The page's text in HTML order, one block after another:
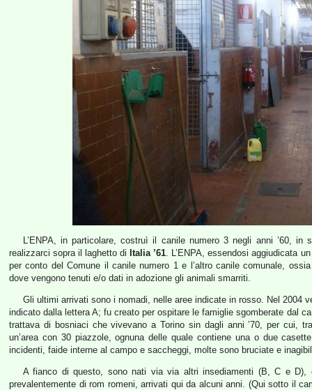
L’ENPA, in particolare, costruì il canile numero 3 negli anni ’60,
realizzarci sopra il laghetto di Italia ’61. L’ENPA, essendosi aggiudicata
per conto del Comune il canile numero 1 e l’altro canile comunale,
dove vengono tenuti e/o dati in adozione gli animali smarriti.
Gli ultimi arrivati sono i nomadi, nelle aree indicate in rosso. Nel 2004
indicato dalla lettera A; fu creato per ospitare le famiglie sgomberate dal
trattava di bosniaci che vivevano a Torino sin dagli anni ’70, per cui,
un’area con 30 piazzole, ognuna delle quale contiene una o due
incidenti, faide interne al campo e saccheggi, molte sono bruciate e
A fianco di questo, sono nati via via altri insediamenti (B, C e
prevalentemente di rom romeni, arrivati qui da alcuni anni. (Qui sotto il